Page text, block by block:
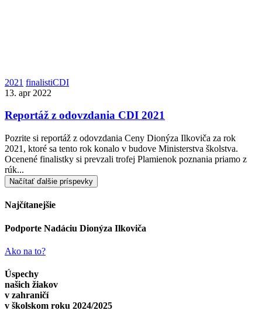
2021 finalistiCDI
13. apr 2022
Reportáž z odovzdania CDI 2021
Pozrite si reportáž z odovzdania Ceny Dionýza Ilkoviča za rok
2021, ktoré sa tento rok konalo v budove Ministerstva školstva.
Ocenené finalistky si prevzali trofej Plamienok poznania priamo z
rúk...
Načítať ďalšie príspevky
Najčítanejšie
Podporte Nadáciu Dionýza Ilkoviča
Ako na to?
Úspechy
našich žiakov
v zahraničí
v školskom roku 2024/2025